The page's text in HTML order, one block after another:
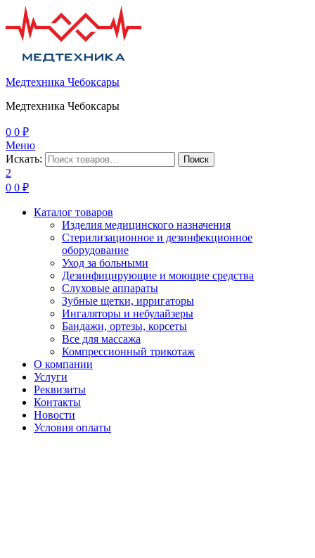
Медтехника Чебоксары
Медтехника Чебоксары
0 0 ₽
Меню
Искать:
Поиск
2
0 0 ₽
Каталог товаров
Изделия медицинского назначения
Стерилизационное и дезинфекционное
оборудование
Уход за больными
Дезинфицирующие и моющие средства
Слуховые аппараты
Зубные щетки, ирригаторы
Ингаляторы и небулайзеры
Бандажи, ортезы, корсеты
Все для массажа
Компрессионный трикотаж
О компании
Услуги
Реквизиты
Контакты
Новости
Условия оплаты